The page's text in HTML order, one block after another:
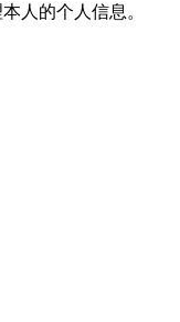
人的个人信息。